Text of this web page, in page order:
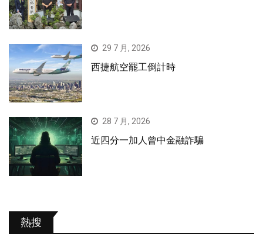
29 7 月, 2026
西捷航空罷工倒計時
28 7 月, 2026
近四分一加人曾中金融詐騙
熱搜